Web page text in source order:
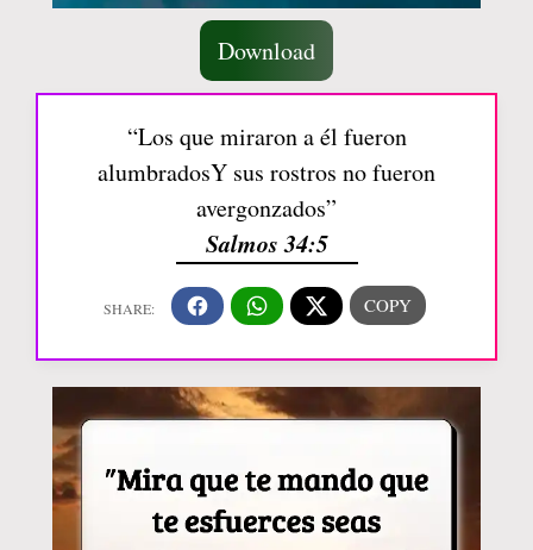
Download
“Los que miraron a él fueron
alumbradosY sus rostros no fueron
avergonzados”
Salmos 34:5